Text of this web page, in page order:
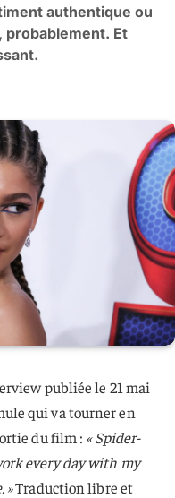
authentique ou
probablement. Et
publiée le 21 mai
qui va tourner en
du film : « Spider-
every day with my
»Traduction libre et